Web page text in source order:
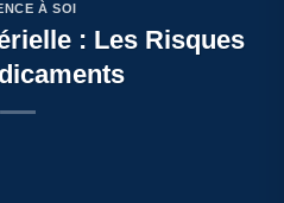
À SOI
: Les Risques